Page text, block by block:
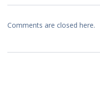
Comments are closed here.